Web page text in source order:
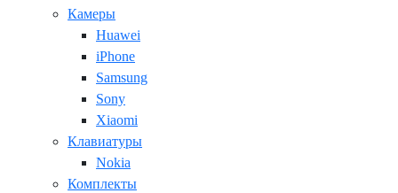
Камеры
Huawei
iPhone
Samsung
Sony
Xiaomi
Клавиатуры
Nokia
Комплекты